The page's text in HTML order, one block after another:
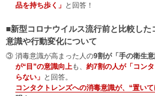
品を持ち歩く」 と回答！
■新型コロナウイルス流行前と比較した
意識や行動変化について
③ 消毒意識が高まった人の9割が「手の衛生意
が“目”の意識向上も、 約7割の人が「コン
らない」 と回答。
コンタクトレンズへの消毒意識が、“置い